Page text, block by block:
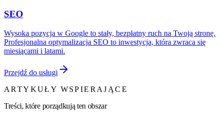
SEO
Wysoka pozycja w Google to stały, bezpłatny ruch na Twoją stronę.
Profesjonalna optymalizacja SEO to inwestycja, która zwraca się
miesiącami i latami.
Przejdź do usługi
ARTYKUŁY WSPIERAJĄCE
Treści, które porządkują ten obszar